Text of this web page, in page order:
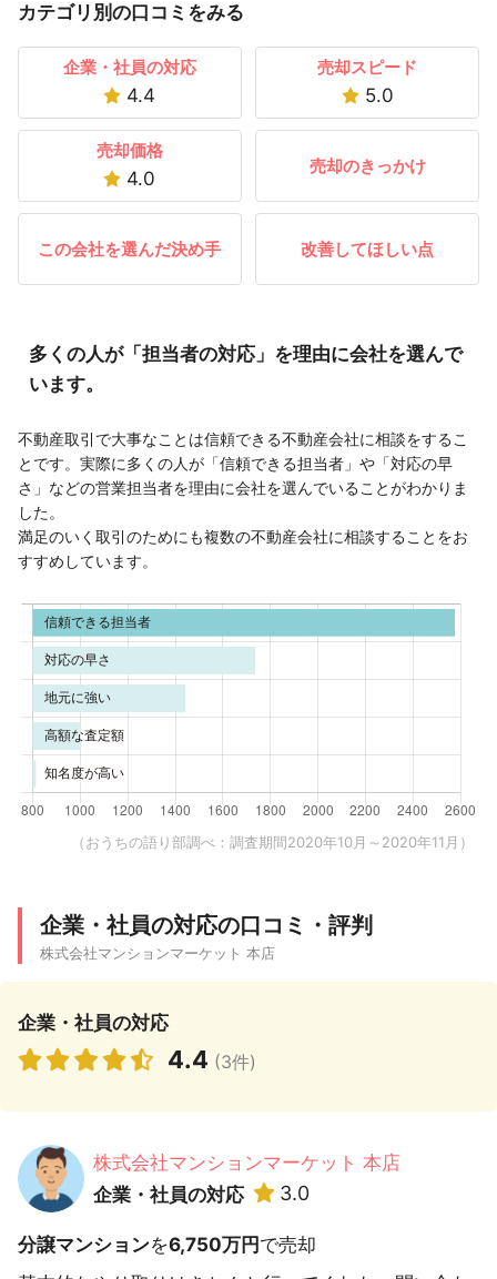
カテゴリ別の口コミをみる
企業・社員の対応
4.4
売却スピード
5.0
売却価格
4.0
売却のきっかけ
この会社を選んだ決め手 改善してほしい点
多くの人が「担当者の対応」を理由に会社を選んで
います。
不動産取引で大事なことは信頼できる不動産会社に相談をするこ
とです。実際に多くの人が「信頼できる担当者」や「対応の早
さ」などの営業担当者を理由に会社を選んでいることがわかりま
した。
満足のいく取引のためにも複数の不動産会社に相談することをお
すすめしています。
（おうちの語り部調べ：調査期間2020年10月～2020年11月）
企業・社員の対応の口コミ・評判
株式会社マンションマーケット 本店
企業・社員の対応
4.4 (3件)
株式会社マンションマーケット 本店
企業・社員の対応
3.0
分譲マンションを6,750万円で売却